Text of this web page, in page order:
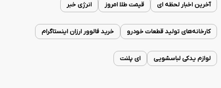
آخرین اخبار لحظه ای قیمت طلا امروز انرژی خبر
کارخانه‌های تولید قطعات خودرو خرید فالوور ارزان اینستاگرام
لوازم یدکی لباسشویی ای پلنت